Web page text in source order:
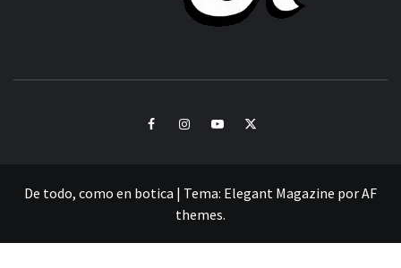
FacebookInstagramYoutubeTwitter
De todo, como en botica | Tema: Elegant Magazine porAF
themes.